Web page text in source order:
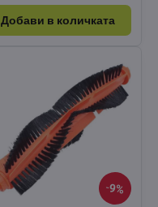
Добави в количката
9%